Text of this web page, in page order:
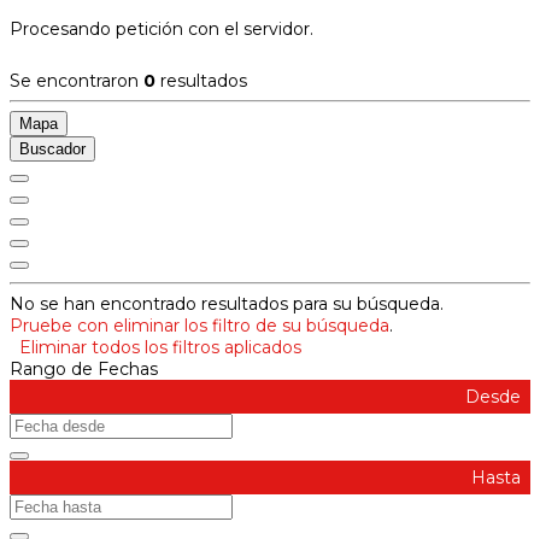
Procesando petición con el servidor.
Se encontraron 0 resultados
Mapa
Buscador
No se han encontrado resultados para su búsqueda.
Pruebe con eliminar los filtro de su búsqueda.
Eliminar todos los filtros aplicados
Rango de Fechas
Desde
Hasta